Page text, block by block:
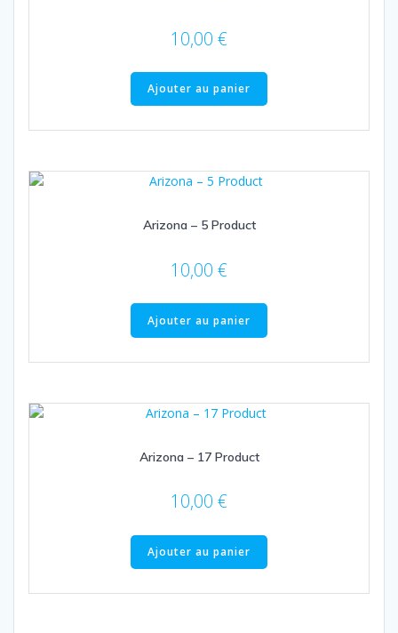
10,00 €
Ajouter au panier
Arizona – 5 Product
10,00 €
Ajouter au panier
Arizona – 17 Product
10,00 €
Ajouter au panier